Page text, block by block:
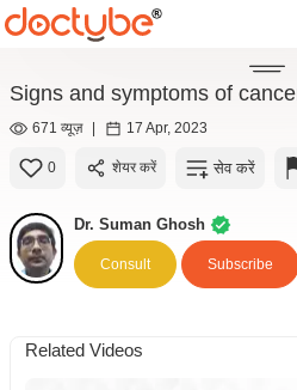
Signs and symptoms of
671 व्यूज़ | 17 Apr, 2023
0 शेयर करें सेव करें
Dr. Suman Ghosh
Consult Subscribe
Related Videos